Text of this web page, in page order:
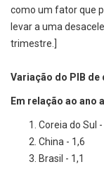
como um fator que
levar a uma
trimestre.]
Variação do PIB
Em relação ao ano
Coreia do Sul
China - 1,6
Brasil - 1,1